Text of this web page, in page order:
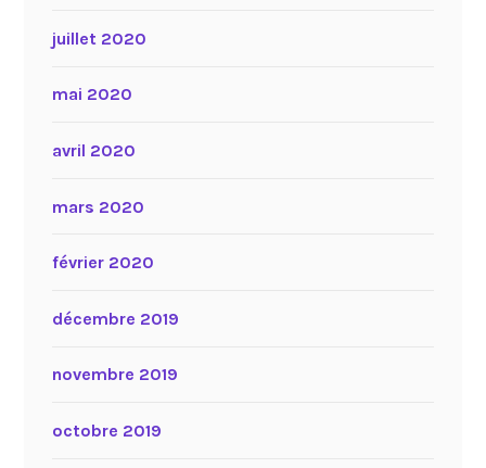
juillet 2020
mai 2020
avril 2020
mars 2020
février 2020
décembre 2019
novembre 2019
octobre 2019